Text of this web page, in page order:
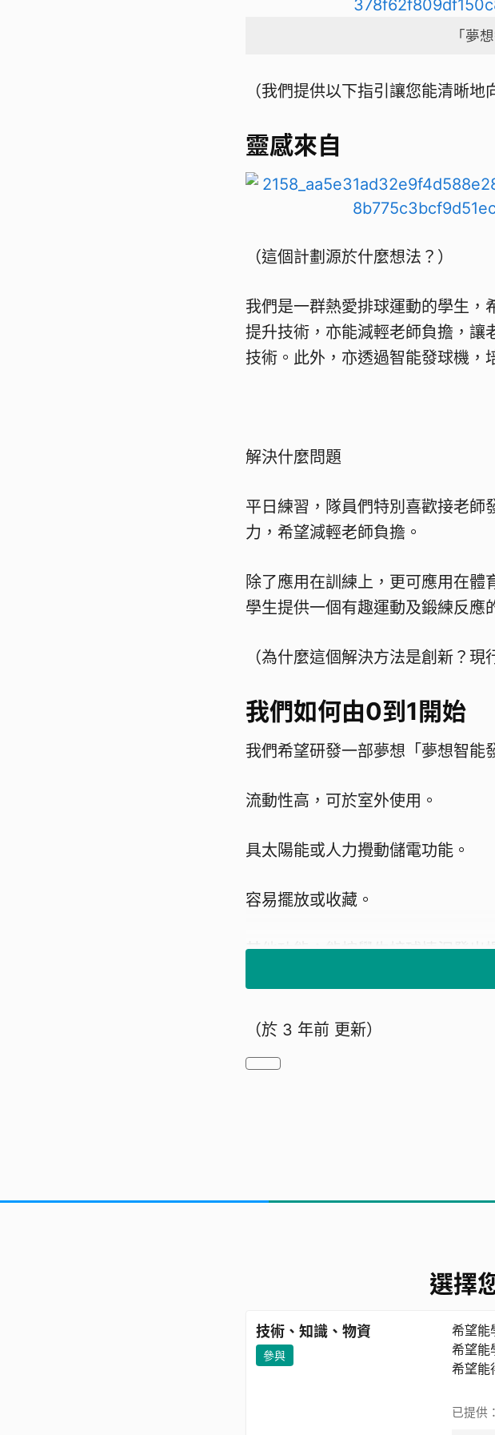
「夢
（我們提供以下指引讓您能清晰地
靈感來自
（這個計劃源於什麼想法？）
我們是一群熱愛排球運動的學生，
提升技術，亦能減輕老師負擔，讓
技術。此外，亦透過智能發球機，
解決什麼問題
平日練習，隊員們特別喜歡接老師
力，希望減輕老師負擔。
除了應用在訓練上，更可應用在
學生提供一個有趣運動及鍛練反應
（為什麼這個解決方法是創新？現
我們如何由0到1開始
我們希望研發一部夢想「夢想智能
流動性高，可於室外使用。
具太陽能或人力攪動儲電功能。
容易擺放或收藏。
其他功能：能按學生接球情況發出
需要的資源及人力
我們希望能得到專業意見、組裝物
（說出您遇到的所有問題，以及
（於 3 年前 更新）
選擇
技術、知識、物資
參與
希望能
希望能
希望能
已提供